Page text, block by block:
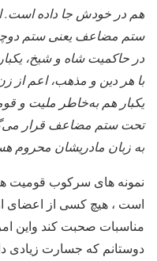
هم در خودش جا داده است.
ستم مضاعف یعنی ستم
در حاکمیت شاه و شیخ،
با هر دین و مذهب، اعم
یکبار هم به‌خاطر ملیت
تحت ستم مضاعف قرار
به زبان مادریشان محروم
نمونه های سرکوب قومیت
است ، هیچ کسی از اعضای
مناسبات صحبت کند واین
دوستانم که جسارت زیادی